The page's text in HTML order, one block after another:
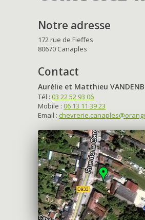
Notre adresse
172 rue de Fieffes
80670 Canaples
Contact
Aurélie et Matthieu
Tél : 03 22 52 93 06
Mobile : 06 13 11 39 23
Email :